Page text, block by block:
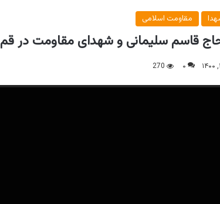
مقاومت اسلامی
قاسم سلیمانی و شهدای مقاومت در قم
۰ 270